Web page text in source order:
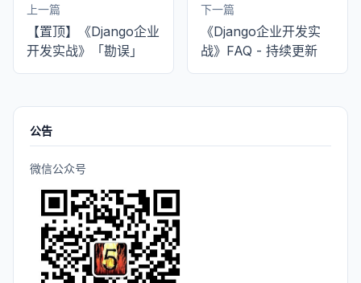
上一篇
【置顶】《Django企业
开发实战》「勘误」
下一篇
《Django企业开发实
战》FAQ - 持续更新
公告
微信公众号